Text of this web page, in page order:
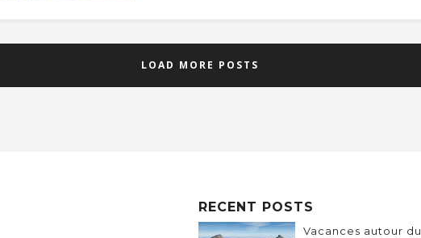
LOAD MORE POSTS
RECENT POSTS
Vacances autour du